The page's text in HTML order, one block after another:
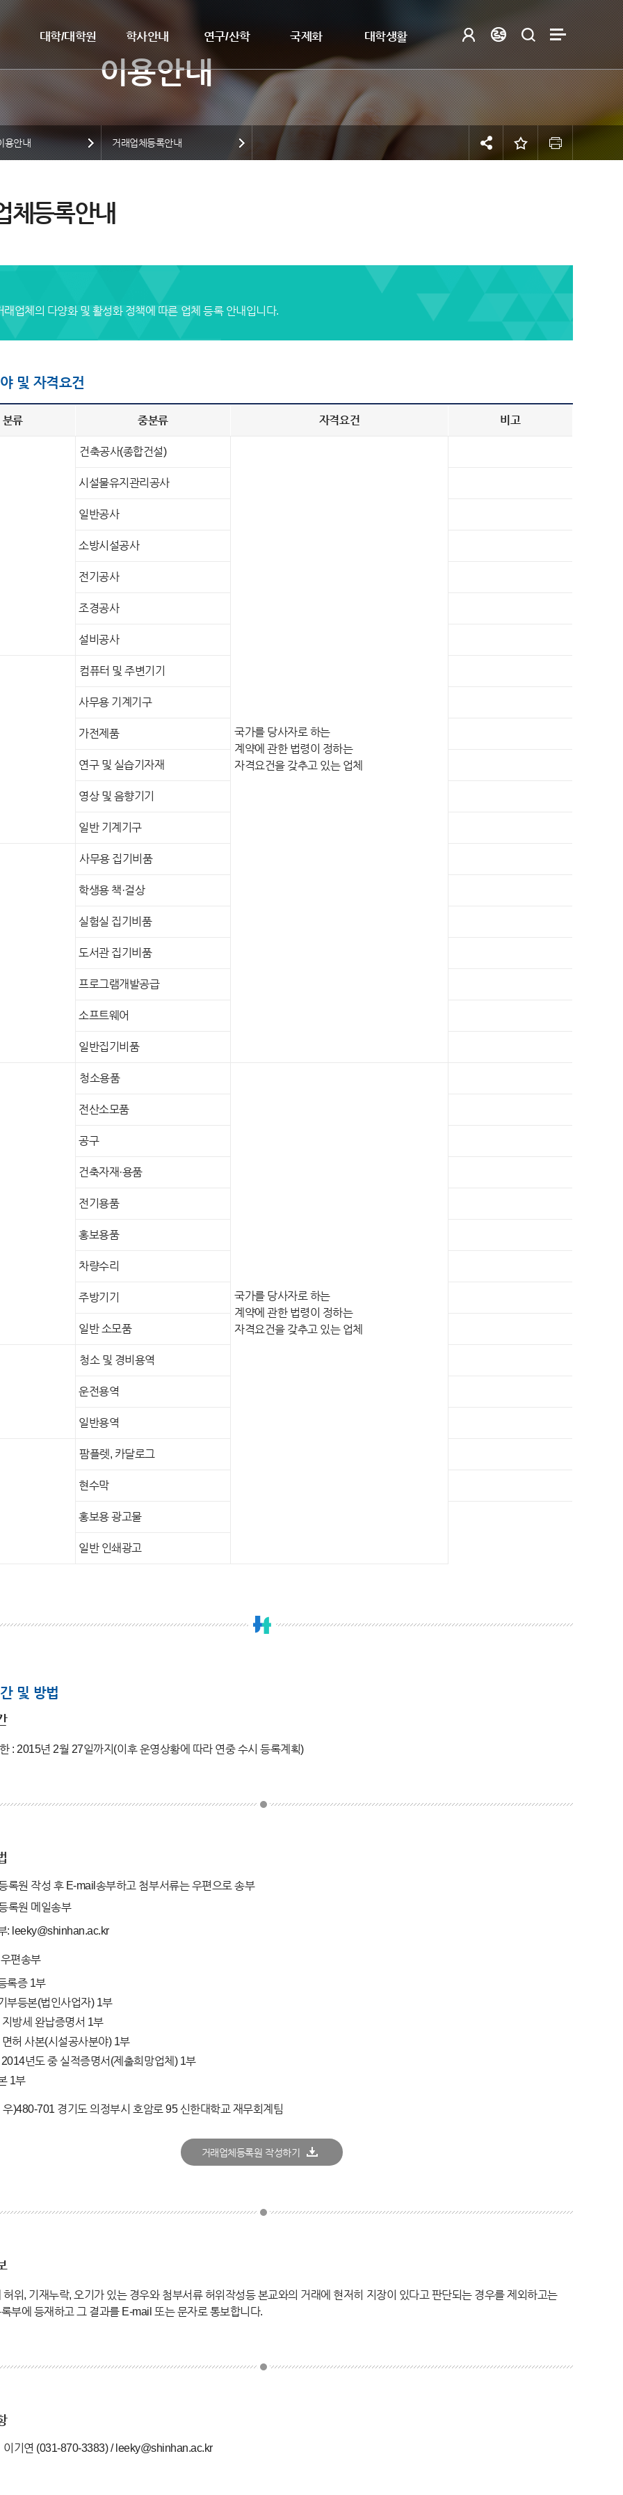
대학/대학원 학사안내 연구/산학 국제화 대학생활
용안내 거래업체등록안내
체등록안내
래업체의 다양화 및 활성화 정책에 따른 업체 등록 안내입니다.
및 자격요건
분류 중분류 자격요건 비고
건축공사(종합건설)
국가를 당사자로 하는
계약에 관한 법령이 정하는
자격요건을 갖추고 있는 업체
시설물유지관리공사
일반공사
소방시설공사
전기공사
조경공사
설비공사
컴퓨터 및 주변기기
사무용 기계기구
가전제품
연구 및 실습기자재
영상 및 음향기기
일반 기계기구
사무용 집기비품
학생용 책·걸상
실험실 집기비품
도서관 집기비품
프로그램개발공급
소프트웨어
일반집기비품
청소용품
국가를 당사자로 하는
계약에 관한 법령이 정하는
자격요건을 갖추고 있는 업체
전산소모품
공구
건축자재·용품
전기용품
홍보용품
차량수리
주방기기
일반 소모품
청소 및 경비용역
운전용역
일반용역
팜플렛, 카달로그
현수막
홍보용 광고물
일반 인쇄광고
및 방법
: 2015년 2월 27일까지(이후 운영상황에 따라 연중 수시 등록계획)
록원 작성 후 E-mail송부하고 첨부서류는 우편으로 송부
록원 메일송부
: leeky@shinhan.ac.kr
편송부
록증 1부
부등본(법인사업자) 1부
방세 완납증명서 1부
허 사본(시설공사분야) 1부
년도 중 실적증명서(제출희망업체) 1부
1부
우)480-701 경기도 의정부시 호암로 95 신한대학교 재무회계팀
거래업체등록원 작성하기
허위, 기재누락, 오기가 있는 경우와 첨부서류 허위작성등 본교와의 거래에 현저히 지장이 있다고 판단되는 경우를 제외하고는
부에 등재하고 그 결과를 E-mail 또는 문자로 통보합니다.
이기연 (031-870-3383) / leeky@shinhan.ac.kr